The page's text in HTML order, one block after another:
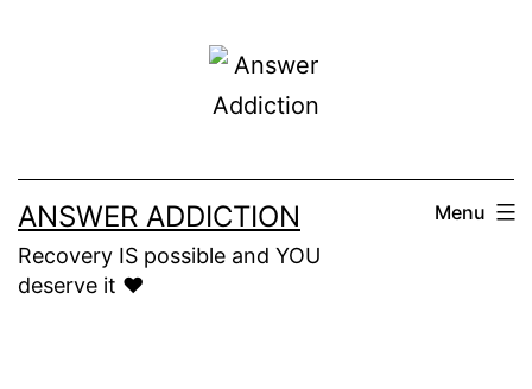
ANSWER ADDICTION
Recovery IS possible and YOU
deserve it ❤️
Menu